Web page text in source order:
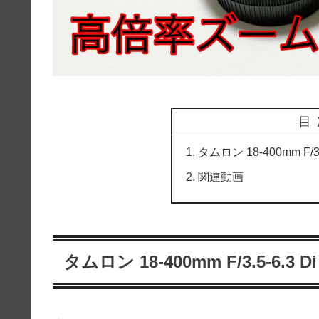
タムロン 18-400mm
関連動画
タムロン 18-400mm F/3.5-6.3